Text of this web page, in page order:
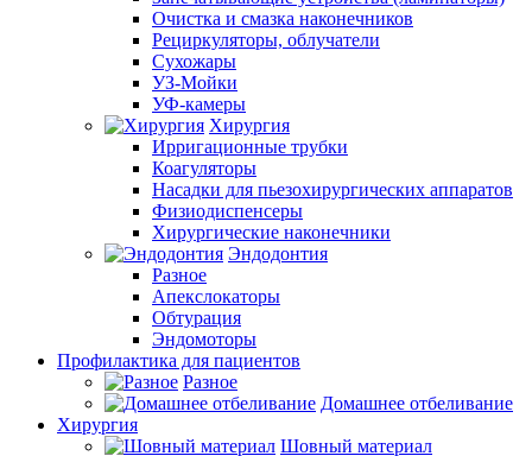
Очистка и смазка наконечников
Рециркуляторы, облучатели
Сухожары
УЗ-Мойки
УФ-камеры
Хирургия
Ирригационные трубки
Коагуляторы
Насадки для пьезохирургических аппаратов
Физиодиспенсеры
Хирургические наконечники
Эндодонтия
Разное
Апекслокаторы
Обтурация
Эндомоторы
Профилактика для пациентов
Разное
Домашнее отбеливание
Хирургия
Шовный материал